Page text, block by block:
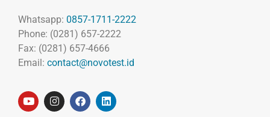
Whatsapp: 0857-1711-2222
Phone: (0281) 657-2222
Fax: (0281) 657-4666
Email: contact@novotest.id